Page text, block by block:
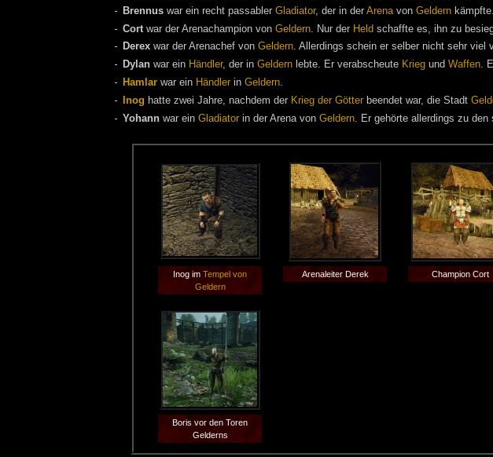
Brennus war ein recht passabler Gladiator, der in der Arenavon Geldern kämpfte.
Cort war der Arenachampion von Geldern . Nur der Held schaffte es, ihn zu
Derex war der Arenachef von Geldern. Allerdings schein er selber nicht sehr viel
Dylan war ein Händler, der in Geldern lebte. Er verabscheute Krieg und Waffen.
Hamlar war ein Händler in Geldern.
Inog hatte zwei Jahre, nachdem der Krieg der Götter beendet war, die Stadt
Yohann war ein Gladiator in der Arena von Geldern . Er gehörte allerdings zu
Inog imTempel von
Geldern
Arenaleiter Derek Champion Cort
Boris vor den Toren
Gelderns